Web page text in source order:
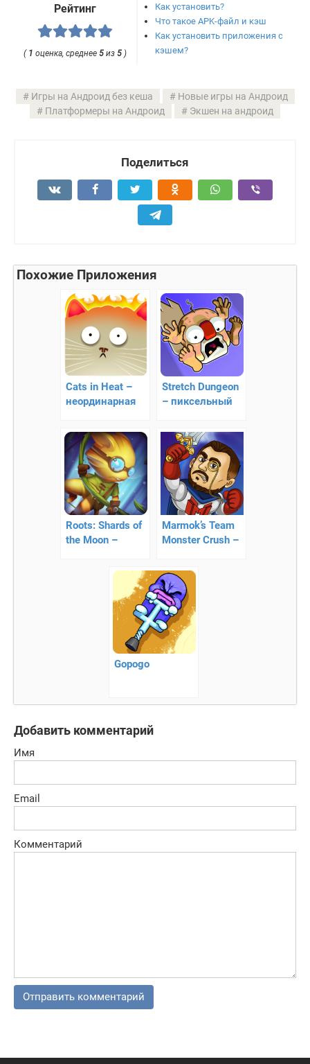
Рейтинг
( 1 оценка, среднее5 из5 )
Как установить?
Что такое APK-файл и кэш
Как установить приложения с
кэшем?
Игры на Андроид без кеша
Новые игры на Андроид
Платформеры на Андроид
Экшен на андроид
Поделиться
Похожие Приложения
Cats in Heat –
неординарная
Stretch Dungeon
– пиксельный
Roots: Shards of
the Moon –
достичь цели
Marmok’s Team
Monster Crush –
монстров
Gopogo
Добавить комментарий
Имя
Email
Комментарий